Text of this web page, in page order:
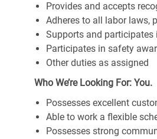
Provides and accepts
Adheres to all labor laws,
Supports and
Participates in safety
Other duties as assigned
Who We’re Looking For: You.
Possesses excellent
Able to work a flexible
Possesses strong